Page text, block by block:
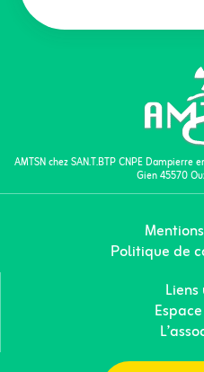
AMTSN chez SAN.T.BTP CNPE
Gien 45570
Politique de